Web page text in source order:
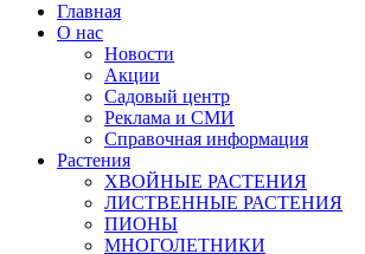
Главная
О нас
Новости
Акции
Садовый центр
Реклама и СМИ
Справочная информация
Растения
ХВОЙНЫЕ РАСТЕНИЯ
ЛИСТВЕННЫЕ РАСТЕНИЯ
ПИОНЫ
МНОГОЛЕТНИКИ